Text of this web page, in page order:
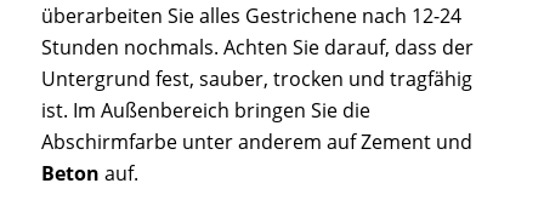
überarbeiten Sie alles Gestrichene nach 12-24
Stunden nochmals. Achten Sie darauf, dass der
Untergrund fest, sauber, trocken und tragfähig
ist. Im Außenbereich bringen Sie die
Abschirmfarbe unter anderem auf Zement und
Beton auf.